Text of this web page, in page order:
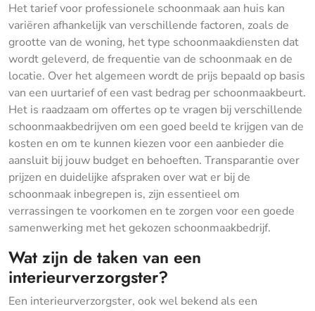
Het tarief voor professionele schoonmaak aan huis kan
variëren afhankelijk van verschillende factoren, zoals de
grootte van de woning, het type schoonmaakdiensten dat
wordt geleverd, de frequentie van de schoonmaak en de
locatie. Over het algemeen wordt de prijs bepaald op basis
van een uurtarief of een vast bedrag per schoonmaakbeurt.
Het is raadzaam om offertes op te vragen bij verschillende
schoonmaakbedrijven om een goed beeld te krijgen van de
kosten en om te kunnen kiezen voor een aanbieder die
aansluit bij jouw budget en behoeften. Transparantie over
prijzen en duidelijke afspraken over wat er bij de
schoonmaak inbegrepen is, zijn essentieel om
verrassingen te voorkomen en te zorgen voor een goede
samenwerking met het gekozen schoonmaakbedrijf.
Wat zijn de taken van een
interieurverzorgster?
Een interieurverzorgster, ook wel bekend als een